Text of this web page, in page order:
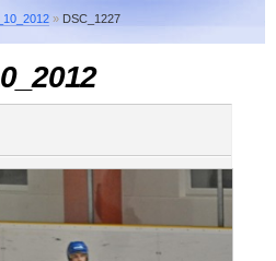
» DSC_1227